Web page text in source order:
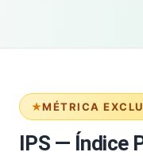
MÉTRICA
IPS — Índice